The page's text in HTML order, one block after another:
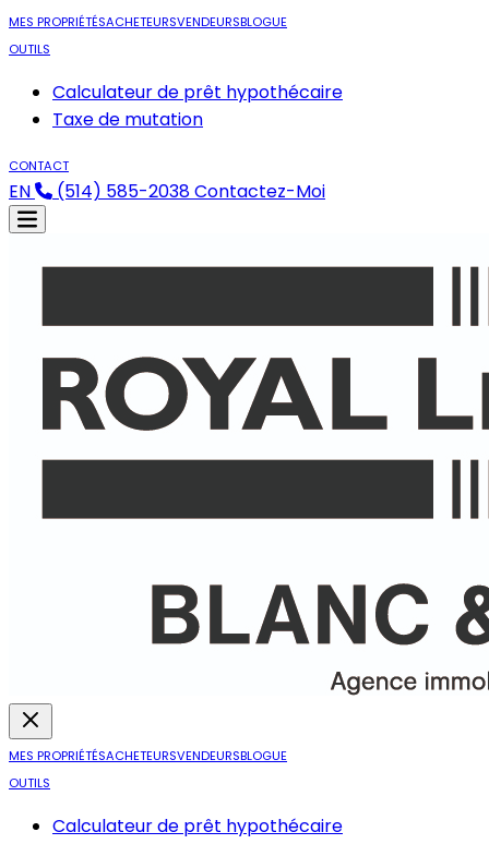
MES PROPRIÉTÉSACHETEURSVENDEURSBLOGUE
OUTILS
Calculateur de prêt hypothécaire
Taxe de mutation
CONTACT
EN (514) 585-2038Contactez-Moi
MES PROPRIÉTÉSACHETEURSVENDEURSBLOGUE
OUTILS
Calculateur de prêt hypothécaire